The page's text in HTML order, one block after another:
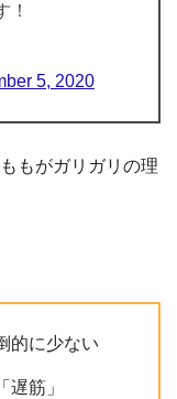
！
5, 2020
もがガリガリの理
的に少ない
筋」